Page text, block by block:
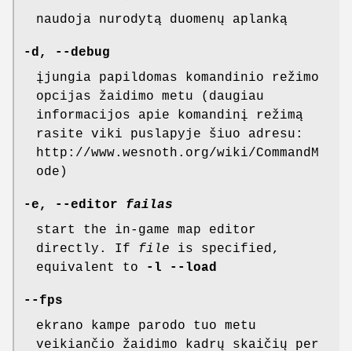
naudoja nurodytą duomenų aplanką
-d, --debug
įjungia papildomas komandinio režimo
opcijas žaidimo metu (daugiau
informacijos apie komandinį režimą
rasite viki puslapyje šiuo adresu:
http://www.wesnoth.org/wiki/CommandM
ode)
-e, --editor failas
start the in-game map editor
directly. If file is specified,
equivalent to
-l --load
--fps
ekrano kampe parodo tuo metu
veikiančio žaidimo kadrų skaičių per